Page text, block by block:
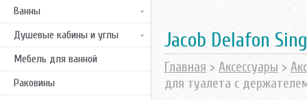
Ванны
Душевые кабины и углы
Мебель для ванной
Раковины
Jacob Delafon
Главная > Аксессуары >
для туалета с